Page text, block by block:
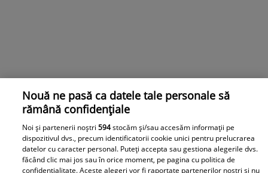
Nouă ne pasă ca datele tale personale să
rămână confidențiale
Noi și partenerii noștri594stocăm și/sau accesăm informații pe
dispozitivul dvs., precum identificatorii cookie unici pentru prelucrarea
datelor cu caracter personal. Puteți accepta sau gestiona alegerile dvs.
făcând clic mai jos sau în orice moment, pe pagina cu politica de
confidențialitate. Aceste alegeri vor fi raportate partenerilor noștri și nu